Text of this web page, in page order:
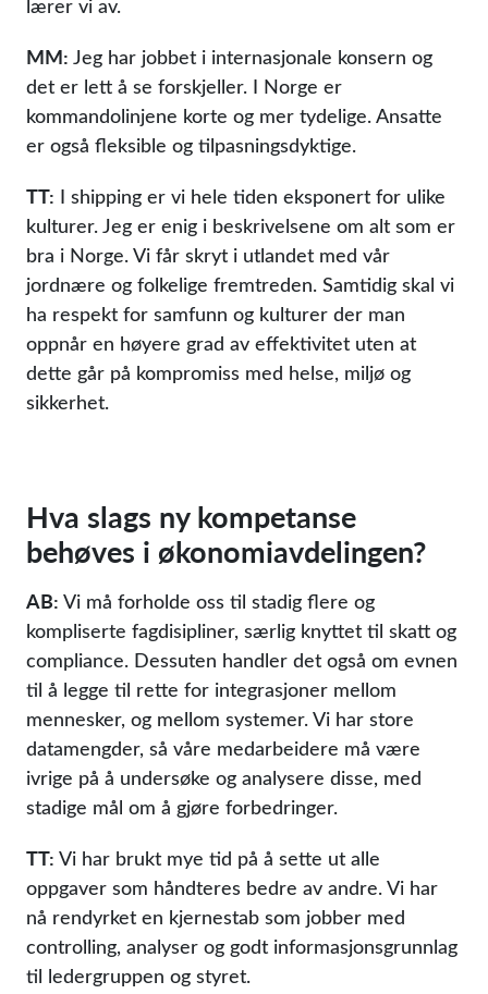
MM: Jeg har jobbet i internasjonale konsern og
det er lett å se forskjeller. I Norge er
kommandolinjene korte og mer tydelige. Ansatte
er også fleksible og tilpasningsdyktige.
TT: I shipping er vi hele tiden eksponert for ulike
kulturer. Jeg er enig i beskrivelsene om alt som er
bra i Norge. Vi får skryt i utlandet med vår
jordnære og folkelige fremtreden. Samtidig skal vi
ha respekt for samfunn og kulturer der man
oppnår en høyere grad av effektivitet uten at
dette går på kompromiss med helse, miljø og
sikkerhet.
Hva slags ny kompetanse
behøves i økonomiavdelingen?
AB: Vi må forholde oss til stadig flere og
kompliserte fagdisipliner, særlig knyttet til skatt og
compliance. Dessuten handler det også om evnen
til å legge til rette for integrasjoner mellom
mennesker, og mellom systemer. Vi har store
datamengder, så våre medarbeidere må være
ivrige på å undersøke og analysere disse, med
stadige mål om å gjøre forbedringer.
TT: Vi har brukt mye tid på å sette ut alle
oppgaver som håndteres bedre av andre. Vi har
nå rendyrket en kjernestab som jobber med
controlling, analyser og godt informasjonsgrunnlag
til ledergruppen og styret.